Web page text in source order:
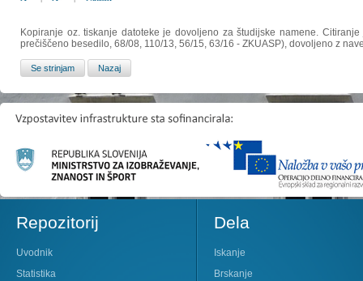
Kopiranje oz. tiskanje datoteke je dovoljeno za študijske namene.
prečiščeno besedilo, 68/08, 110/13, 56/15, 63/16 - ZKUASP), dovoljeno z
Repozitorij
Uvodnik
Statistika
Dela
Iskanje
Brskanje